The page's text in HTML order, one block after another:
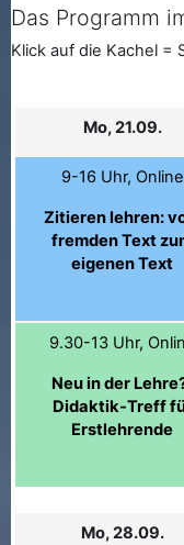
Das Programm
Klick auf die Kachel =
Mo, 21.09.
9-16 Uhr, Online
Zitieren lehren:
fremden Text
eigenen Text
9.30-13 Uhr,
Neu in der
Didaktik-Treff
Erstlehrende
Mo, 28.09.